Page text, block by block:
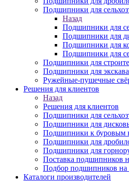
Подшипники для
Назад
Подшипники для
Подшипники для
Подшипники для
Подшипники для
Подшипники для
Подшипники для
Ружейные-пушечные
Решения для клиентов
Назад
Решения для клиентов
Подшипники для
Подшипники для
Подшипники к буровым
Подшипники для
Подшипники для
Поставка подшипников
Подбор подшипников на
Каталоги производителей